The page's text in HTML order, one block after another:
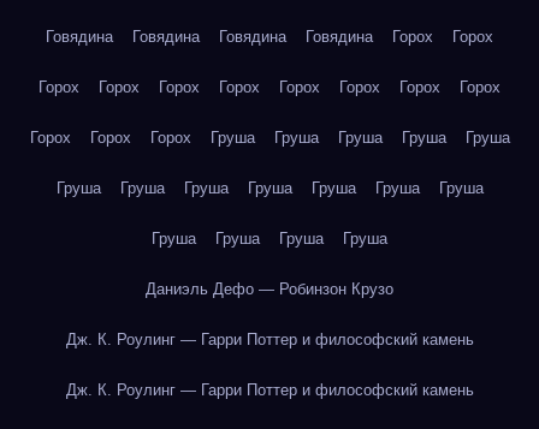
Говядина Говядина Говядина Говядина Горох Горох
Горох Горох Горох Горох Горох Горох Горох Горох
Горох Горох Горох Груша Груша Груша Груша Груша
Груша Груша Груша Груша Груша Груша Груша
Груша Груша Груша Груша
Даниэль Дефо — Робинзон Крузо
Дж. К. Роулинг — Гарри Поттер и философский камень
Дж. К. Роулинг — Гарри Поттер и философский камень